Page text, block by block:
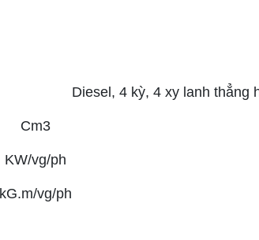
Diesel, 4 kỳ, 4 xy lanh thẳng
Cm3
KW/vg/ph
kG.m/vg/ph